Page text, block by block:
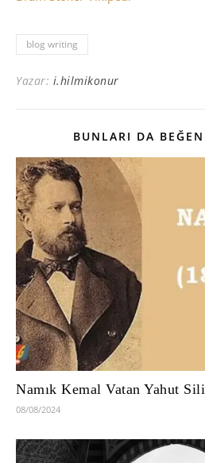
blog writing
Yazar: i.hilmikonur
BUNLARI DA
Namık Kemal Vatan Yahut
08/08/2024